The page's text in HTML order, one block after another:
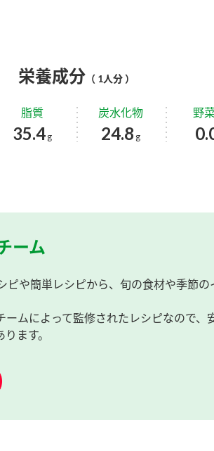
栄養成分 （ 1人分 ）
脂質
35.4 g
炭水化物
24.8 g
野
ーム
ピや簡単レシピから、旬の食材や季節
ムによって監修されたレシピなので、
ます。